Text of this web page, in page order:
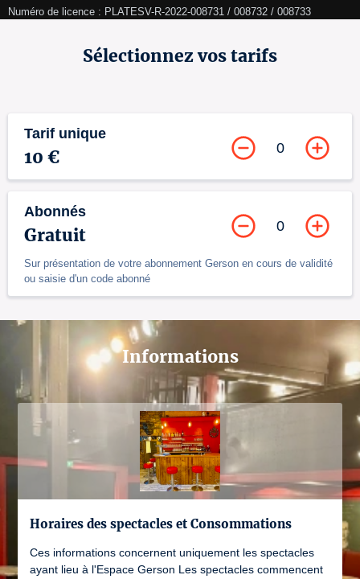
Numéro de licence : PLATESV-R-2022-008731 / 008732 / 008733
Sélectionnez vos tarifs
Tarif unique
10 € 0
Abonnés
Gratuit
Sur présentation de votre abonnement Gerson en cours de validité
ou saisie d'un code abonné
0
Informations
Horaires des spectacles et Consommations
Ces informations concernent uniquement les spectacles
ayant lieu à l'Espace Gerson Les spectacles commencent